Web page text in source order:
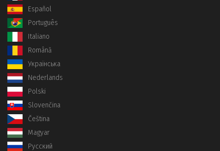
Español
Português
Italiano
Română
Українська
Nederlands
Polski
Slovenčina
Čeština
Magyar
Русский